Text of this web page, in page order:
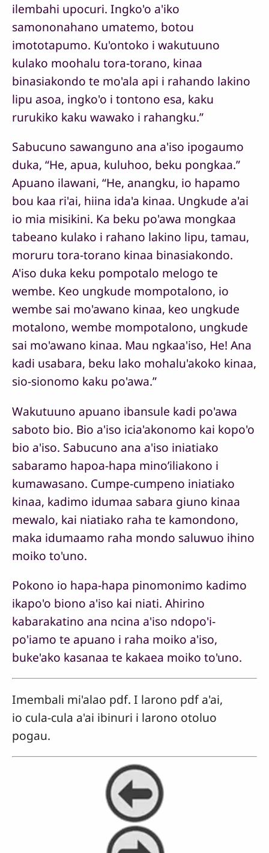
ilembahi upocuri. Ingko'o a'iko
samononahano umatemo, botou
imototapumo. Ku'ontoko i wakutuuno
kulako moohalu tora-torano, kinaa
binasiakondo te mo'ala api i rahando lakino
lipu asoa, ingko'o i tontono esa, kaku
rurukiko kaku wawako i rahangku.”
Sabucuno sawanguno ana a'iso ipogaumo
duka, “He, apua, kuluhoo, beku pongkaa.”
Apuano ilawani, “He, anangku, io hapamo
bou kaa ri'ai, hiina ida'a kinaa. Ungkude a'ai
io mia misikini. Ka beku po'awa mongkaa
tabeano kulako i rahano lakino lipu, tamau,
moruru tora-torano kinaa binasiakondo.
A'iso duka keku pompotalo melogo te
wembe. Keo ungkude mompotalono, io
wembe sai mo'awano kinaa, keo ungkude
motalono, wembe mompotalono, ungkude
sai mo'awano kinaa. Mau ngkaa'iso, He! Ana
kadi usabara, beku lako mohalu'akoko kinaa,
sio-sionomo kaku po'awa.”
Wakutuuno apuano ibansule kadi po'awa
saboto bio. Bio a'iso icia'akonomo kai kopo'o
bio a'iso. Sabucuno ana a'iso iniatiako
sabaramo hapoa-hapa mino’iliakono i
kumawasano. Cumpe-cumpeno iniatiako
kinaa, kadimo idumaa sabara giuno kinaa
mewalo, kai niatiako raha te kamondono,
maka idumaamo raha mondo saluwuo ihino
moiko to'uno.
Pokono io hapa-hapa pinomonimo kadimo
ikapo'o biono a'iso kai niati. Ahirino
kabarakatino ana ncina a'iso ndopo'i-
po'iamo te apuano i raha moiko a'iso,
buke'ako kasanaa te kakaea moiko to'uno.
Imembali mi'alao pdf. I larono pdf a'ai,
io cula-cula a'ai ibinuri i larono otoluo
pogau.